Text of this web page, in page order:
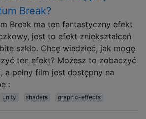
Break?
Break ma ten fantastyczny efekt
jest to efekt zniekształceń
szkło. Chcę wiedzieć, jak mogę
ten efekt? Możesz to zobaczyć
a pełny film jest dostępny na
:
unity shaders graphic-effects